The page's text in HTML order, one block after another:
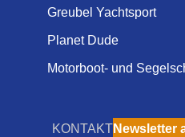
Greubel Yachtsport
Planet Dude
Motorboot- und
KONTAKTNewsletter